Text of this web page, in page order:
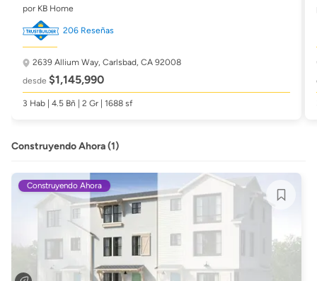
por KB Home
206 Reseñas
2639 Allium Way, Carlsbad, CA 92008
desde $1,145,990
3 Hab | 4.5 Bñ | 2 Gr | 1688 sf
Construyendo Ahora (1)
Construyendo Ahora